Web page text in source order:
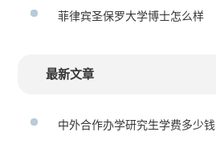
菲律宾圣保罗大学博士怎么样
最新文章
中外合作办学研究生学费多少钱